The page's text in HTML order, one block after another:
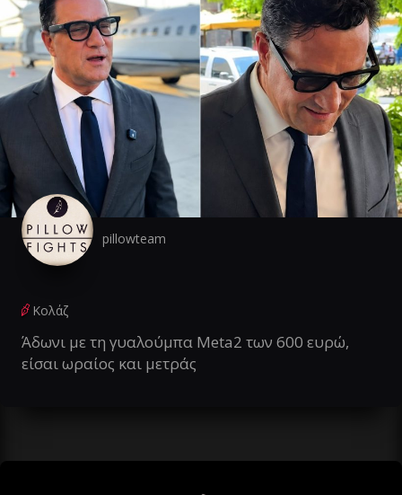
pillowteam
Κολάζ
Άδωνι με τη γυαλούμπα Meta2 των 600 ευρώ,
είσαι ωραίος και μετράς